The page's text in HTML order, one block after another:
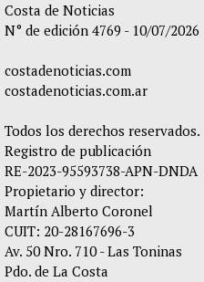
Costa de Noticias
N° de edición 4769 - 10/07/2026
costadenoticias.com
costadenoticias.com.ar
Todos los derechos reservados.
Registro de publicación
RE-2023-95593738-APN-DNDA
Propietario y director:
Martín Alberto Coronel
CUIT: 20-28167696-3
Av. 50 Nro. 710 - Las Toninas
Pdo. de La Costa